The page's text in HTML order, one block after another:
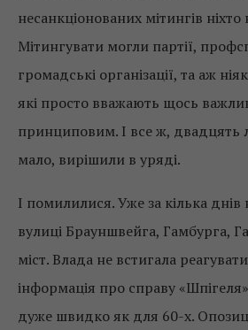
несанкціонованих мітингів
Мітингувати могли партії,
громадські організації, та аж
які просто вважають щось
принциповим. І все ж, двадцять
мало, вирішили в уряді.
І помилилися. Уже за кілька
вулиці Брауншвейга, Гамбурга,
міст. Влада не встигала
інформація про справу
дуже швидко як для 60-х.